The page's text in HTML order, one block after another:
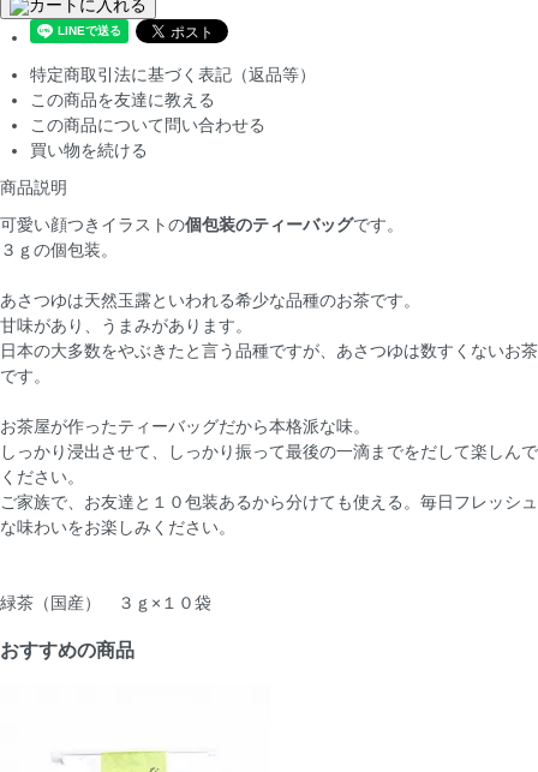
特定商取引法に基づく表記（返品等）
この商品を友達に教える
この商品について問い合わせる
買い物を続ける
商品説明
可愛い顔つきイラストの個包装のティーバッグです。
３ｇの個包装。
あさつゆは天然玉露といわれる希少な品種のお茶です。
甘味があり、うまみがあります。
日本の大多数をやぶきたと言う品種ですが、あさつゆは数すくないお茶
です。
お茶屋が作ったティーバッグだから本格派な味。
しっかり浸出させて、しっかり振って最後の一滴までをだして楽しんで
ください。
ご家族で、お友達と１０包装あるから分けても使える。毎日フレッシュ
な味わいをお楽しみください。
緑茶（国産） ３ｇ×１０袋
おすすめの商品